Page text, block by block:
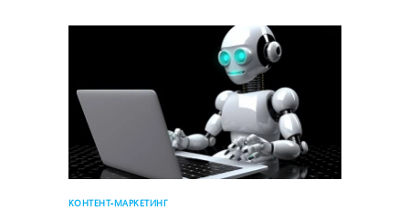
КОНТЕНТ-МАРКЕТИНГ